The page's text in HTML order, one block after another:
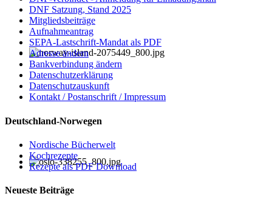
DNF Satzung, Stand 2025
Mitgliedsbeiträge
Aufnahmeantrag
SEPA-Lastschrift-Mandat als PDF
Adresse ändern
Bankverbindung ändern
Datenschutzerklärung
Datenschutzauskunft
Kontakt / Postanschrift / Impressum
Deutschland-Norwegen
Nordische Bücherwelt
Kochrezepte
Rezepte als PDF Download
Neueste Beiträge